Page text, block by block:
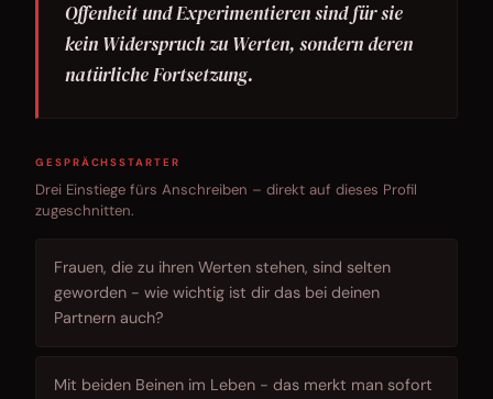
Offenheit und Experimentieren sind für sie
kein Widerspruch zu Werten, sondern deren
natürliche Fortsetzung.
GESPRÄCHSSTARTER
Drei Einstiege fürs Anschreiben – direkt auf dieses Profil
zugeschnitten.
Frauen, die zu ihren Werten stehen, sind selten
geworden - wie wichtig ist dir das bei deinen
Partnern auch?
Mit beiden Beinen im Leben - das merkt man sofort